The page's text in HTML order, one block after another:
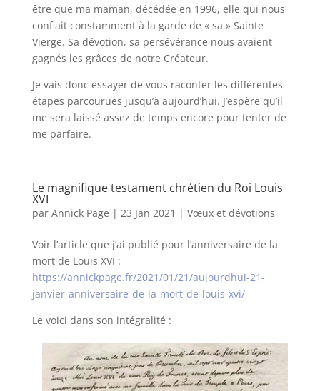
être que ma maman, décédée en 1996, elle qui nous
confiait constamment à la garde de « sa » Sainte
Vierge. Sa dévotion, sa persévérance nous avaient
gagnés les grâces de notre Créateur.
Je vais donc essayer de vous raconter les différentes
étapes parcourues jusqu’à aujourd’hui. J’espère qu’il
me sera laissé assez de temps encore pour tenter de
me parfaire.
Le magnifique testament chrétien du Roi Louis
XVI
par Annick Page | 23 Jan 2021 | Vœux et dévotions
Voir l’article que j’ai publié pour l’anniversaire de la
mort de Louis XVI :
https://annickpage.fr/2021/01/21/aujourdhui-21-
janvier-anniversaire-de-la-mort-de-louis-xvi/
Le voici dans son intégralité :